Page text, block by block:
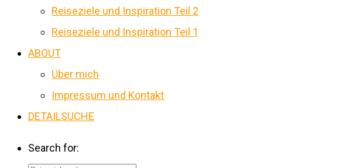
Reiseziele und Inspiration Teil 2
Reiseziele und Inspiration Teil 1
ABOUT
Über mich
Impressum und Kontakt
DETAILSUCHE
Search for: